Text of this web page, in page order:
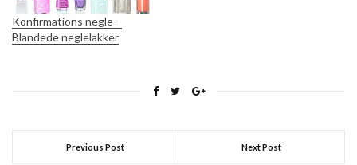
Konfirmations negle –
Blandede neglelakker
Previous Post Next Post